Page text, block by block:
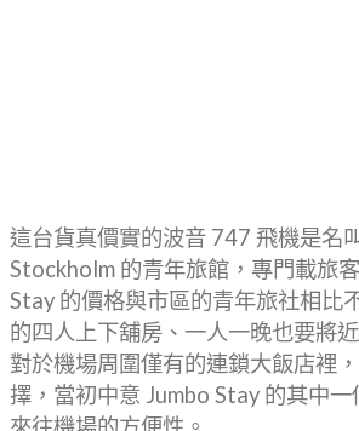
這台貨真價實的波音 747 飛機是名
Stockholm 的青年旅館，專門載旅
Stay 的價格與市區的青年旅社相比
的四人上下舖房、一人一晚也要將
對於機場周圍僅有的連鎖大飯店裡
擇，當初中意 Jumbo Stay 的其中